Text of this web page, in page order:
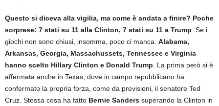
Questo si diceva alla vigilia, ma come è andata a finire? Poche
sorprese: 7 stati su 11 alla Clinton, 7 stati su 11 a Trump . Se i
giochi non sono chiusi, insomma, poco ci manca. Alabama,
Arkansas, Georgia, Massachussets, Tennessee e Virginia
hanno scelto Hillary Clinton e Donald Trump . La prima però si è
affermata anche in Texas, dove in campo repubblicano ha
confermato la propria forza, come da previsioni, il senatore Ted
Cruz. Stessa cosa ha fatto Bernie Sanders superando la Clinton in